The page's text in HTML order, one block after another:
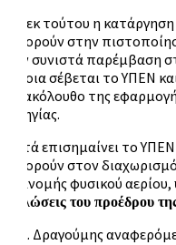
Ως εκ τούτου η
αφορούν στην
δεν συνιστά παρέμβαση
όποια σέβεται το ΥΠΕΝ
επακόλουθο της
οδηγίας.
Αυτά επισημαίνει το
αφορούν στον
διανομής φυσικού αερίου,
δηλώσεις του προέδρου
Ο κ. Δραγούμης